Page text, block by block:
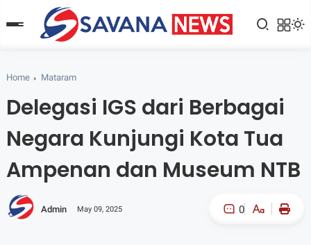
Home Mataram
Delegasi IGS dari Berbagai
Negara Kunjungi Kota Tua
Ampenan dan Museum NTB
Admin May 09, 2025 0